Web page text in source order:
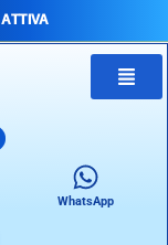
ATTIVA
WhatsApp